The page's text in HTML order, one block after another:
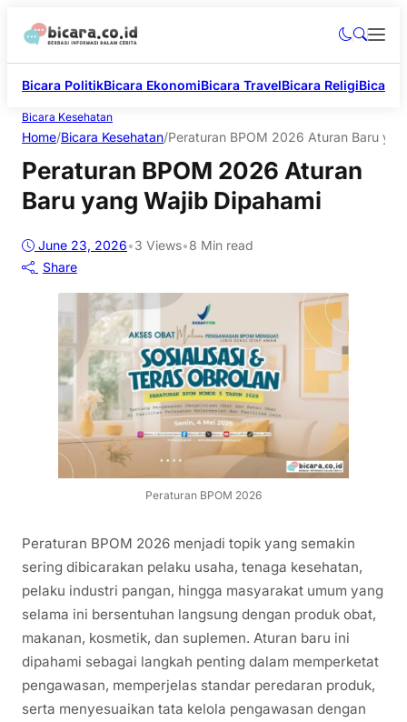
Bicara PolitikBicara EkonomiBicara TravelBicara ReligiBicara
Bicara Kesehatan
Home/Bicara Kesehatan/Peraturan BPOM 2026 Aturan Baru
Peraturan BPOM 2026 Aturan
Baru yang Wajib Dipahami
June 23, 2026•3 Views•8 Min read
Share
Peraturan BPOM 2026
Peraturan BPOM 2026 menjadi topik yang semakin
sering dibicarakan pelaku usaha, tenaga kesehatan,
pelaku industri pangan, hingga masyarakat umum yang
selama ini bersentuhan langsung dengan produk obat,
makanan, kosmetik, dan suplemen. Aturan baru ini
dipahami sebagai langkah penting dalam memperketat
pengawasan, memperjelas standar peredaran produk,
serta menyesuaikan tata kelola pengawasan dengan